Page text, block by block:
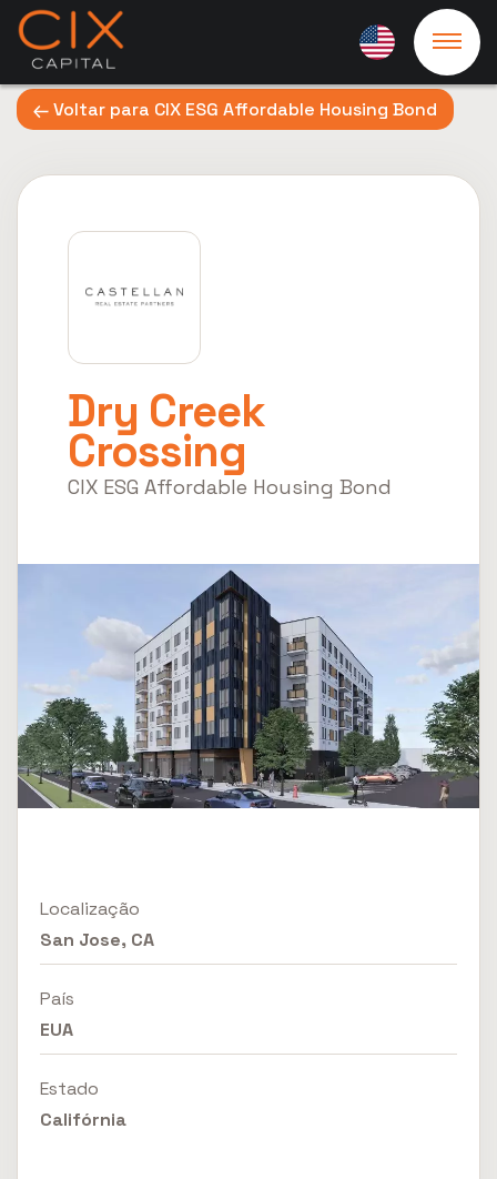
Voltar para CIX ESG Affordable Housing Bond
Dry Creek
Crossing
CIX ESG Affordable Housing Bond
Localização
San Jose, CA
País
EUA
Estado
Califórnia